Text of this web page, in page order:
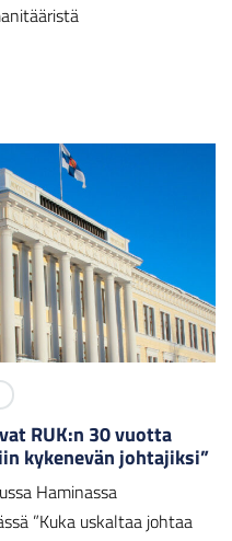
RUK:n 30 vuotta
kykenevän johtajiksi”
Haminassa
”Kuka uskaltaa johtaa